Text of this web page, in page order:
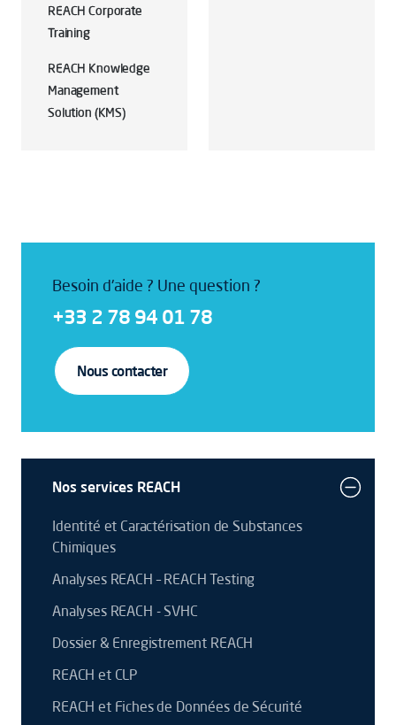
REACH Corporate
Training
REACH Knowledge
Management
Solution (KMS)
Besoin d'aide ? Une question ?
+33 2 78 94 01 78
Nous contacter
Nos services REACH
Identité et Caractérisation de Substances
Chimiques
Analyses REACH – REACH Testing
Analyses REACH - SVHC
Dossier & Enregistrement REACH
REACH et CLP
REACH et Fiches de Données de Sécurité